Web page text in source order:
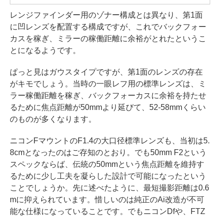
レンジファインダー用のゾナー構成とは異なり、第1面
に凹レンズを配置する構成ですが、これでバックフォー
カスを稼ぎ、ミラーの稼働距離に余裕がとれたというこ
とになるようです。
ぱっと見はガウスタイプですが、第1面のレンズの存在
がキモでしょう。当時の一眼レフ用の標準レンズは、ミ
ラー稼働距離を稼ぎ、バックフォーカスに余裕を持たせ
るために焦点距離が50mmより延びて、52-58mmくらい
のものが多くなります。
ニコンFマウントのF1.4の大口径標準レンズも、当初は5.
8cmとなったのはご存知のとおり。でも50mm F2という
スペックならば、伝統の50mmという焦点距離を維持す
るために少し工夫を凝らした設計で可能になったという
ことでしょうか。先に述べたように、最短撮影距離は0.6
mに抑えられています。惜しいのは純正のAi改造が不可
能な仕様になっていることです。でもニコンDfや、FTZ